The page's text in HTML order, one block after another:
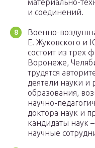
материально-
и соединений.
Военно-
Е. Жуковского и
состоит из трех
Воронеже,
трудятся
деятели науки и
образования,
научно-
доктора наук и
кандидаты наук
научные